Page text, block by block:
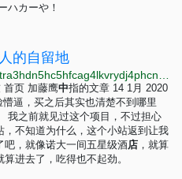
ハカーや！
的自留地
首页 加藤鹰中指的文章 14 1月 2020
逼，买之后其实也清楚不到哪里
我之前就见过这个项目，不过担心
不知道为什么，这个小站返到让我
吧，就像诺大一间五星级酒店 ，就算
进去了，吃得也不起劲。